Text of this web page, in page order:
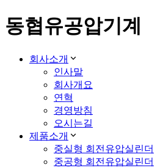
동협유공압기계
회사소개
인사말
회사개요
연혁
경영방침
오시는길
제품소개
중실형 회전유압실린더
중공형 회전유압실린더